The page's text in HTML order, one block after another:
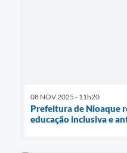
08 NOV 2025 - 11h20
Prefeitura de Nioaque
educação inclusiva e